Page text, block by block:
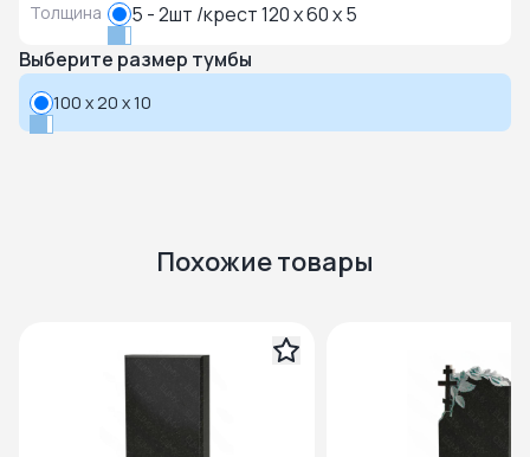
Толщина
5 - 2шт /крест 120 x 60 x 5
Выберите размер тумбы
100 x 20 x 10
Похожие товары